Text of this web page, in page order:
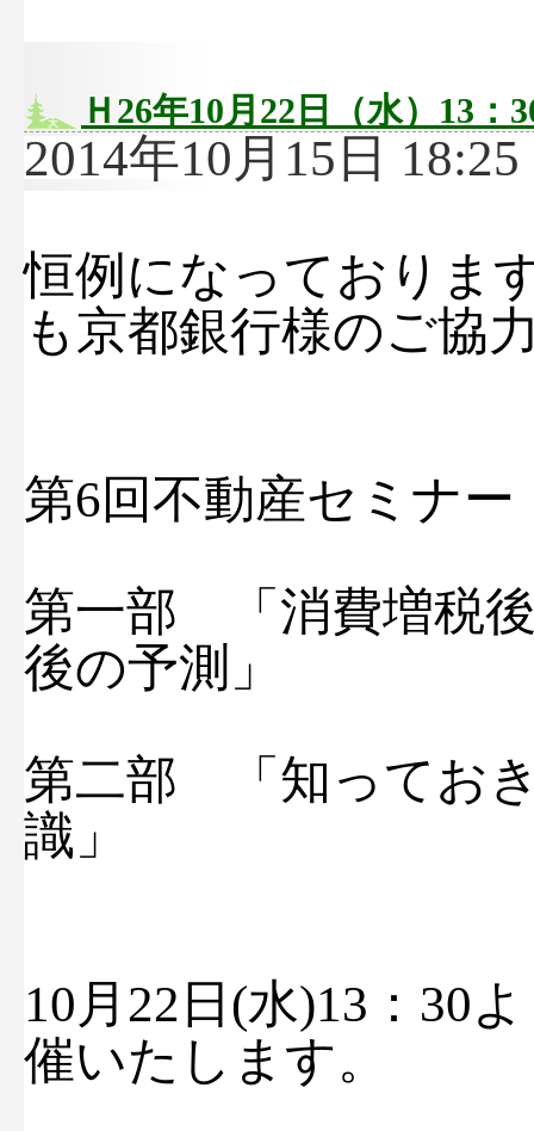
Ｈ26年10月22日（水）13：
2014年10月15日 18:25
恒例になっておりま
も京都銀行様のご協
第6回不動産セミナー
第一部 「消費増税
後の予測」
第二部 「知ってお
識」
10月22日(水)13：30
催いたします。